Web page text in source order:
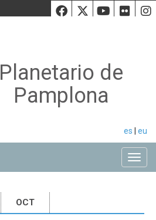
Facebook
Twiiter
Planetario de
Pamplona
es eu
OCT